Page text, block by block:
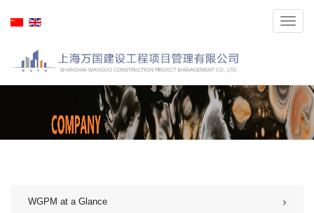
WGPM at a Glance